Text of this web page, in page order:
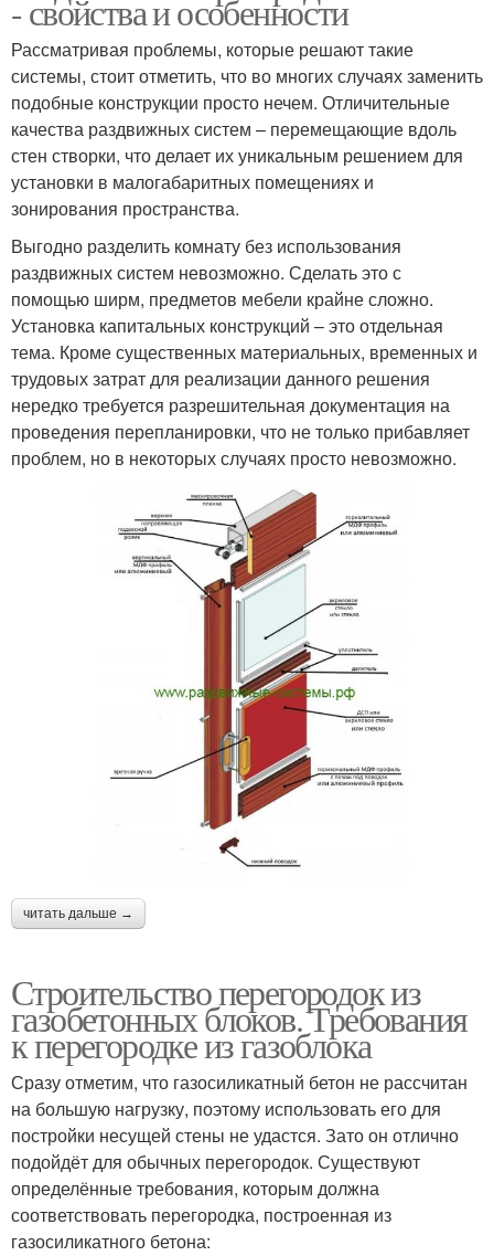
- свойства и особенности
Рассматривая проблемы, которые решают такие
системы, стоит отметить, что во многих случаях заменить
подобные конструкции просто нечем. Отличительные
качества раздвижных систем – перемещающие вдоль
стен створки, что делает их уникальным решением для
установки в малогабаритных помещениях и
зонирования пространства.
Выгодно разделить комнату без использования
раздвижных систем невозможно. Сделать это с
помощью ширм, предметов мебели крайне сложно.
Установка капитальных конструкций – это отдельная
тема. Кроме существенных материальных, временных и
трудовых затрат для реализации данного решения
нередко требуется разрешительная документация на
проведения перепланировки, что не только прибавляет
проблем, но в некоторых случаях просто невозможно.
читать дальше →
Строительство перегородок из
газобетонных блоков. Требования
к перегородке из газоблока
Сразу отметим, что газосиликатный бетон не рассчитан
на большую нагрузку, поэтому использовать его для
постройки несущей стены не удастся. Зато он отлично
подойдёт для обычных перегородок. Существуют
определённые требования, которым должна
соответствовать перегородка, построенная из
газосиликатного бетона: